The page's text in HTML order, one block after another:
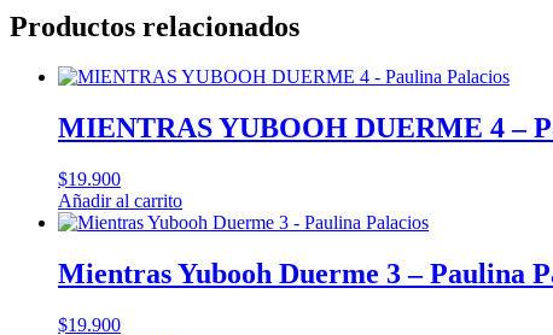
VALE
QUE
ACOMPAÑADA
cantidad
Productos relacionados
MIENTRAS YUBOOH DUERME 4 –
$19.900
Añadir al carrito
Mientras Yubooh Duerme 3 – Paulina
$19.900